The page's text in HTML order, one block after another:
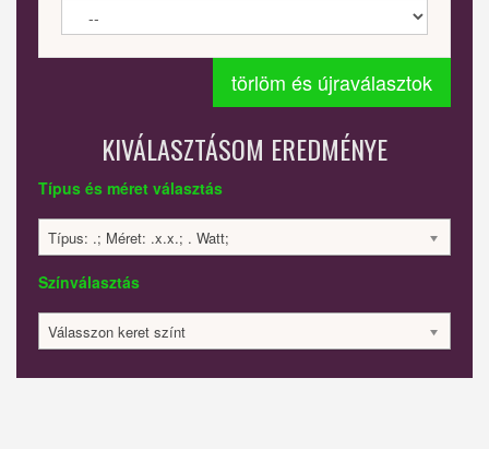
törlöm és újraválasztok
KIVÁLASZTÁSOM EREDMÉNYE
Típus és méret választás
Típus: .; Méret: .x.x.; . Watt;
Színválasztás
Válasszon keret színt